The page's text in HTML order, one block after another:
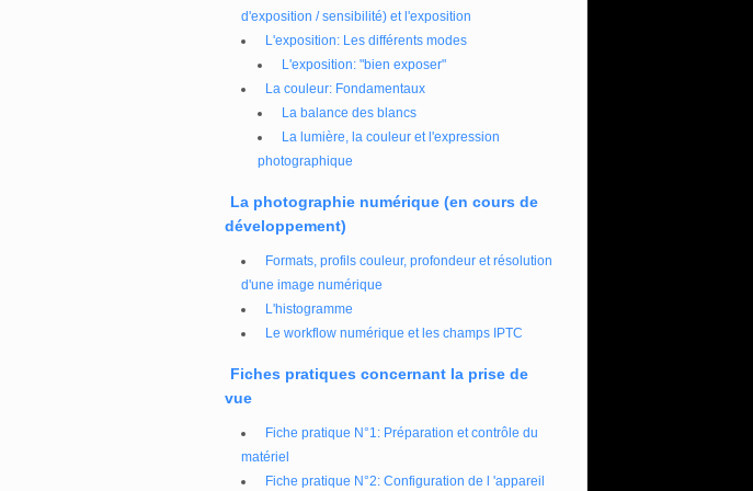
d'exposition / sensibilité) et l'exposition
L'exposition: Les différents modes
L'exposition: "bien exposer"
La couleur: Fondamentaux
La balance des blancs
La lumière, la couleur et l'expression
photographique
La photographie numérique (en cours de
développement)
Formats, profils couleur, profondeur et résolution
d'une image numérique
L'histogramme
Le workflow numérique et les champs IPTC
Fiches pratiques concernant la prise de
vue
Fiche pratique N°1: Préparation et contrôle du
matériel
Fiche pratique N°2: Configuration de l 'appareil